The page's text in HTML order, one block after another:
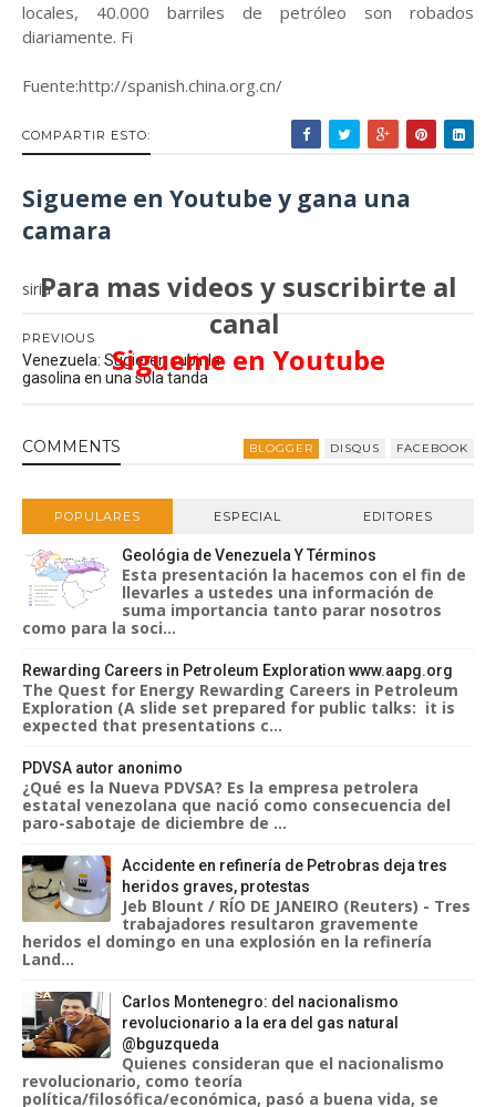
locales, 40.000 barriles de petróleo son robados
diariamente. Fi
Fuente:http://spanish.china.org.cn/
COMPARTIR ESTO:
Sigueme en Youtube y gana una
camara
Para mas videos y suscribirte al
canal
Sigueme en Youtube
siria
PREVIOUS
Venezuela: Sugieren subir la
gasolina en una sola tanda
COMMENTS BLOGGER DISQUS FACEBOOK
POPULARES ESPECIAL EDITORES
Geológia de Venezuela Y Términos
Esta presentación la hacemos con el fin de
llevarles a ustedes una información de
suma importancia tanto parar nosotros
como para la soci...
Rewarding Careers in Petroleum Exploration www.aapg.org
The Quest for Energy Rewarding Careers in Petroleum
Exploration (A slide set prepared for public talks: it is
expected that presentations c...
PDVSA autor anonimo
¿Qué es la Nueva PDVSA? Es la empresa petrolera
estatal venezolana que nació como consecuencia del
paro-sabotaje de diciembre de ...
Accidente en refinería de Petrobras deja tres
heridos graves, protestas
Jeb Blount / RÍO DE JANEIRO (Reuters) - Tres
trabajadores resultaron gravemente
heridos el domingo en una explosión en la refinería
Land...
Carlos Montenegro: del nacionalismo
revolucionario a la era del gas natural
@bguzqueda
Quienes consideran que el nacionalismo
revolucionario, como teoría
política/filosófica/económica, pasó a buena vida, se